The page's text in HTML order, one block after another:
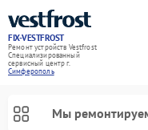
FIX-VESTFROST
Ремонт устройств Vestfrost
Специализированный
cервисный центр г.
Симферополь
Мы